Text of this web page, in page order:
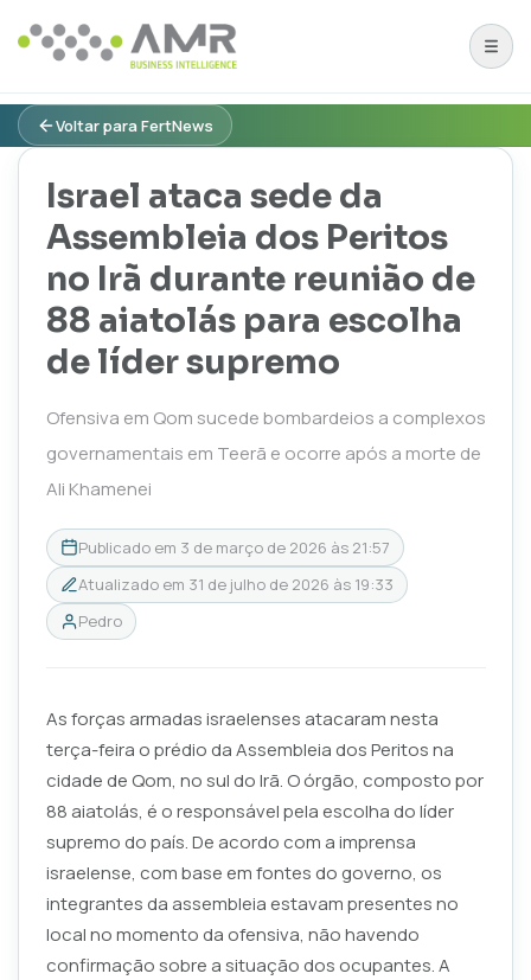
Voltar para FertNews
Israel ataca sede da
Assembleia dos Peritos
no Irã durante reunião de
88 aiatolás para escolha
de líder supremo
Ofensiva em Qom sucede bombardeios a complexos
governamentais em Teerã e ocorre após a morte de
Ali Khamenei
Publicado em 3 de março de 2026 às 21:57
Atualizado em 31 de julho de 2026 às 19:33
Pedro
As forças armadas israelenses atacaram nesta
terça-feira o prédio da Assembleia dos Peritos na
cidade de Qom, no sul do Irã. O órgão, composto por
88 aiatolás, é o responsável pela escolha do líder
supremo do país. De acordo com a imprensa
israelense, com base em fontes do governo, os
integrantes da assembleia estavam presentes no
local no momento da ofensiva, não havendo
confirmação sobre a situação dos ocupantes. A